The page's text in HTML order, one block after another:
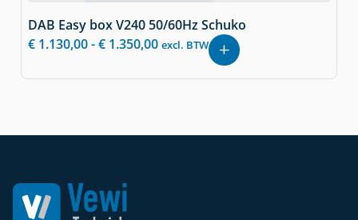
DAB Easy box V240 50/60Hz Schuko
€ 1.130,00-€ 1.350,00 excl. BTW